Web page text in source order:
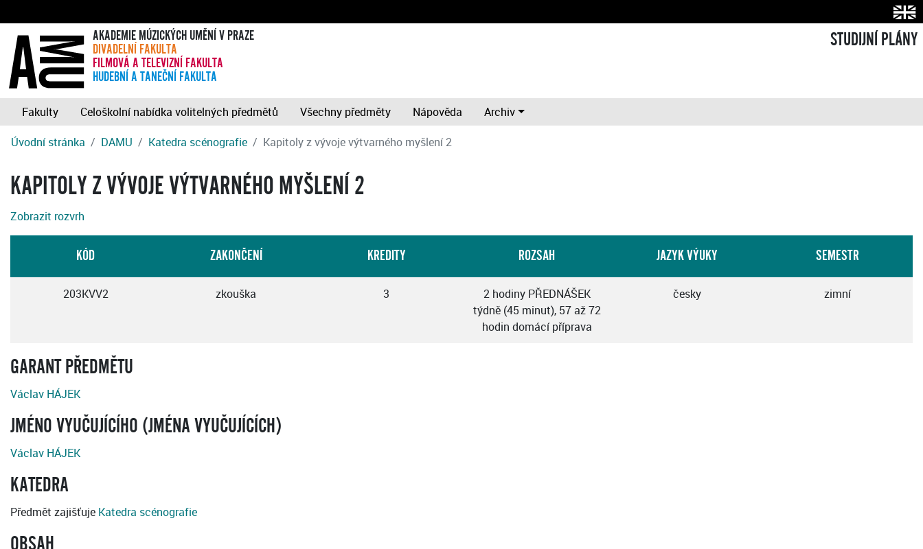
AKADEMIE MÚZICKÝCH UMĚNÍ V PRAZE
DIVADELNÍ FAKULTA
FILMOVÁ A TELEVIZNÍ FAKULTA
HUDEBNÍ A TANEČNÍ FAKULTA
STUDIJNÍ PLÁNY
Fakulty Celoškolní nabídka volitelných předmětů Všechny předměty Nápověda
Archiv
Úvodní stránka
DAMU Katedra scénografie Kapitoly z vývoje výtvarného myšlení 2
KAPITOLY Z VÝVOJE VÝTVARNÉHO MYŠLENÍ 2
Zobrazit rozvrh
KÓD ZAKONČENÍ KREDITY ROZSAH JAZYK VÝUKY SEMESTR
203KVV2 zkouška 3
2 hodiny PŘEDNÁŠEK
týdně (45 minut), 57 až 72
hodin domácí příprava
česky zimní
GARANT PŘEDMĚTU
Václav HÁJEK
JMÉNO VYUČUJÍCÍHO (JMÉNA VYUČUJÍCÍCH)
Václav HÁJEK
KATEDRA
Předmět zajišťuje Katedra scénografie
OBSAH